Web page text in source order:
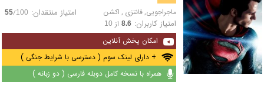
ماجراجویی,فانتزی , اکشن امتیاز منتقدان: 55/100
امتیاز کاربران: 8.6از 10
امکان پخش آنلاین
+ دارای لینک سوم ( دسترسی با شرایط جنگی )
همراه با نسخه کامل دوبله فارسی ( دو زبانه )